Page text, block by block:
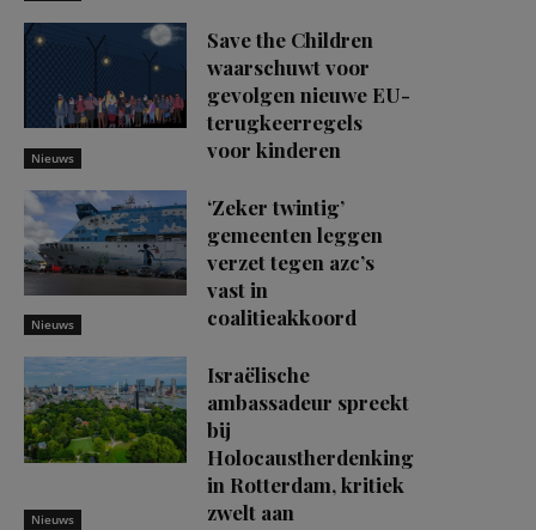
Nieuws
Save the Children
waarschuwt voor
gevolgen nieuwe EU-
terugkeerregels
voor kinderen
Nieuws
‘Zeker twintig’
gemeenten leggen
verzet tegen azc’s
vast in
coalitieakkoord
Nieuws
Israëlische
ambassadeur spreekt
bij
Holocaustherdenking
in Rotterdam, kritiek
zwelt aan